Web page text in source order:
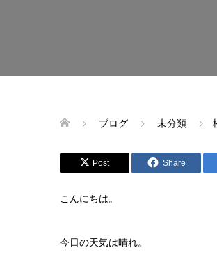
ブログ 未分類
Post Share
こんにちは。
今日の天気は晴れ。